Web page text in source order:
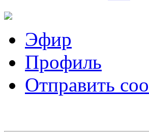
Эфир
Профиль
Отправить